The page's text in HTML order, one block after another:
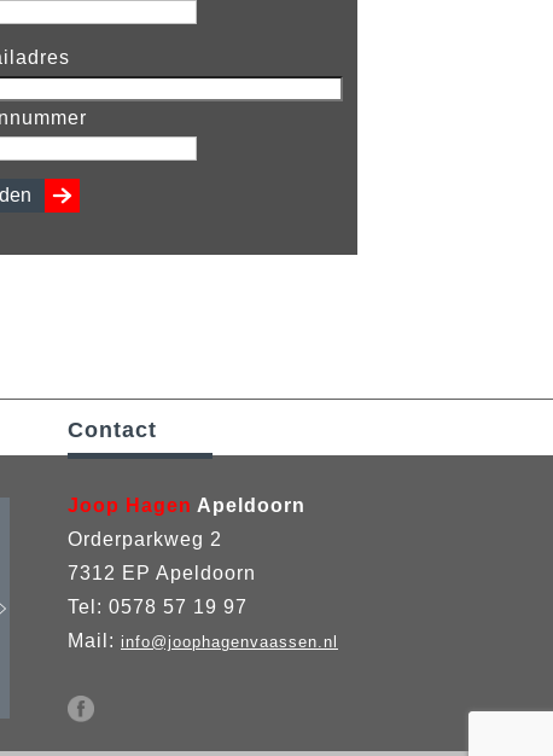
MOTOR
Contact
Joop Hagen Apeldoorn
Orderparkweg 2
7312 EP Apeldoorn
Tel: 0578 57 19 97
Mail: info@joophagenvaassen.nl